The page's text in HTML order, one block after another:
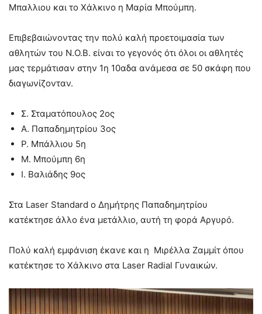
Μπαλλιου και το Χάλκινο η Μαρία Μπούμπη.
Επιβεβαιώνοντας την πολύ καλή προετοιμασία των
αθλητών του Ν.Ο.Β. είναι το γεγονός ότι όλοι οι αθλητές
μας τερμάτισαν στην 1η 10αδα ανάμεσα σε 50 σκάφη που
διαγωνίζονταν.
Σ. Σταματόπουλος 2ος
Α. Παπαδημητρίου 3ος
Ρ. Μπάλλιου 5η
Μ. Μπούμπη 6η
Ι. Βαλιάδης 9ος
Στα Laser Standard ο Δημήτρης Παπαδημητρίου
κατέκτησε άλλο ένα μετάλλιο, αυτή τη φορά Αργυρό.
Πολύ καλή εμφάνιση έκανε και η Μιρέλλα Ζαμμίτ όπου
κατέκτησε το Χάλκινο στα Laser Radial Γυναικών.